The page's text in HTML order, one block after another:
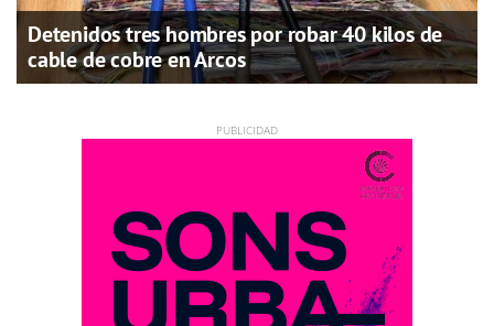
Detenidos tres hombres por robar 40 kilos de
cable de cobre en Arcos